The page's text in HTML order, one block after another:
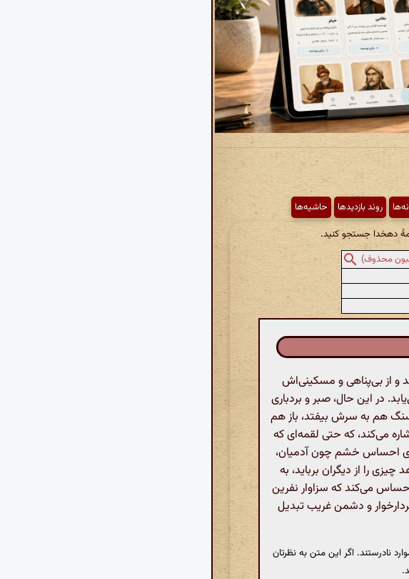
روند بازدیدها حاشیه‌ها
دهخدا جستجو کنید.
محذوف)
از بی‌پناهی و مسکینی‌اش
در این حال، صبر و بردباری
هم به سرش بیفتد، باز هم
می‌کند، که حتی لقمه‌ای که
احساس خشم چون آدمیان،
را از دیگران برباید، به
می‌کند که سزاوار نفرین
و دشمن غریب تبدیل
نادرستند. اگر این متن به نظرتان